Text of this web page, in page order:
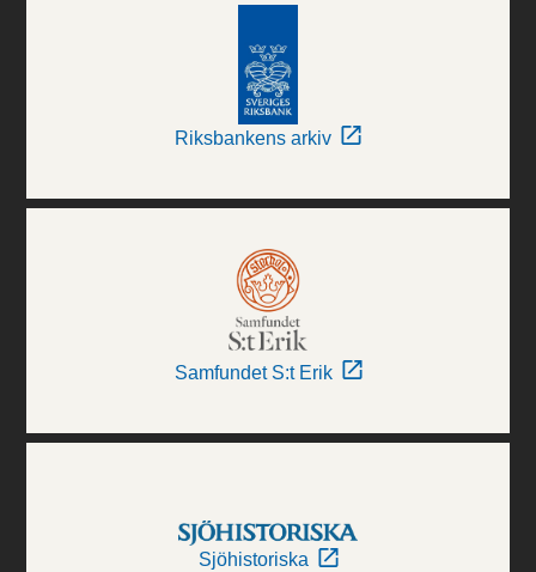
Riksbankens arkiv
Samfundet S:t Erik
Sjöhistoriska